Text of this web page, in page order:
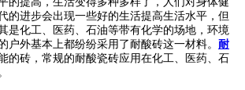
的进步会出现一些好的生活提高生活水平，但
是化工、医药、石油等带有化学的场地，环境
户外基本上都纷纷采用了耐酸砖这一材料。 耐
的砖，常规的耐酸瓷砖应用在化工、医药、石